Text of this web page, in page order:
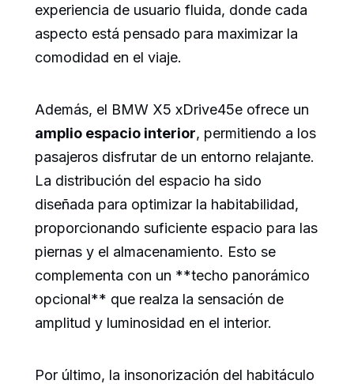
experiencia de usuario fluida, donde cada
aspecto está pensado para maximizar la
comodidad en el viaje.
Además, el BMW X5 xDrive45e ofrece un
amplio espacio interior, permitiendo a los
pasajeros disfrutar de un entorno relajante.
La distribución del espacio ha sido
diseñada para optimizar la habitabilidad,
proporcionando suficiente espacio para las
piernas y el almacenamiento. Esto se
complementa con un **techo panorámico
opcional** que realza la sensación de
amplitud y luminosidad en el interior.
Por último, la insonorización del habitáculo